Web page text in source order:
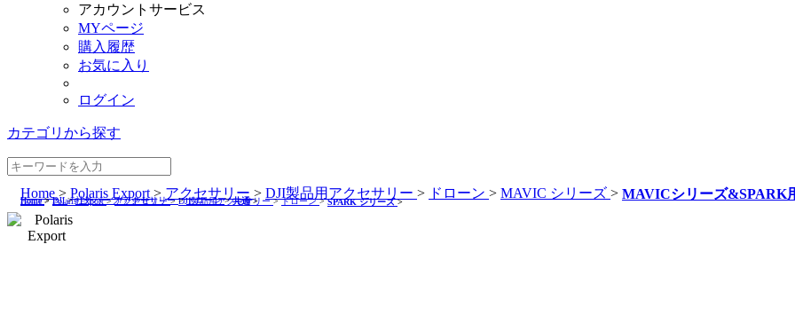
アカウントサービス
MYページ
購入履歴
お気に入り
ログイン
カテゴリから探す
Home > Polaris Export >アクセサリー > DJI製品用アクセサリー > ドローン > MAVIC シリーズ > MAVICシリーズ&SPARK
Home >Polaris Export >アクセサリー >DJI製品用アクセサリー >ドローン >SPARK シリーズ >
Home >DJI >社外パーツ/アクセサリー >ドローン >共通 >